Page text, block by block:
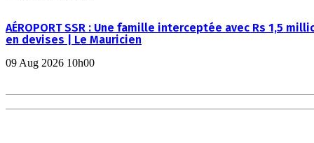
AÉROPORT SSR : Une famille interceptée avec Rs 1,5
en devises | Le Mauricien
09 Aug 2026 10h00